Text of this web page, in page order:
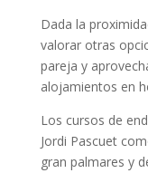
Dada la
valorar otras
pareja y
alojamientos en
Los cursos de
Jordi Pascuet
gran palmares y